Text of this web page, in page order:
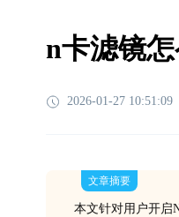
n卡滤镜
2026-01-27 10:51:09
文章摘要
本文针对用户开启